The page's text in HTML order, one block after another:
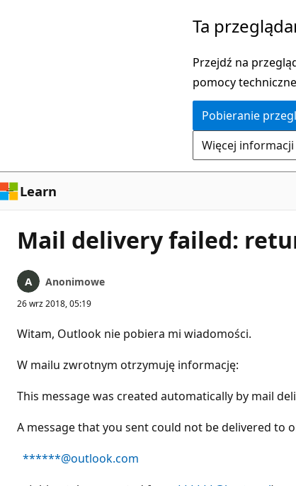
Ta
Przejdź na
pomocy
Pobieranie
Więcej
Learn
Mail delivery failed:
Anonimowe
26 wrz 2018, 05:19
Witam, Outlook nie pobiera mi wiadomości.
W mailu zwrotnym otrzymuję informację:
This message was created automatically by mail
A message that you sent could not be delivered to
******@outlook.com